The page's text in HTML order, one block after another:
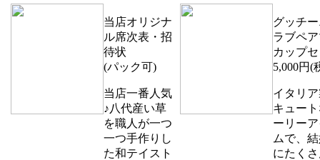
当店オリジナ
ル席次表・招
待状
(パック可)
当店一番人気
♪八代産い草
を職人が一つ
一つ手作りし
た和テイスト
グッチ
ラブペ
カップ
5,000円(
イタリ
キュー
ーリー
ムで、
にたく